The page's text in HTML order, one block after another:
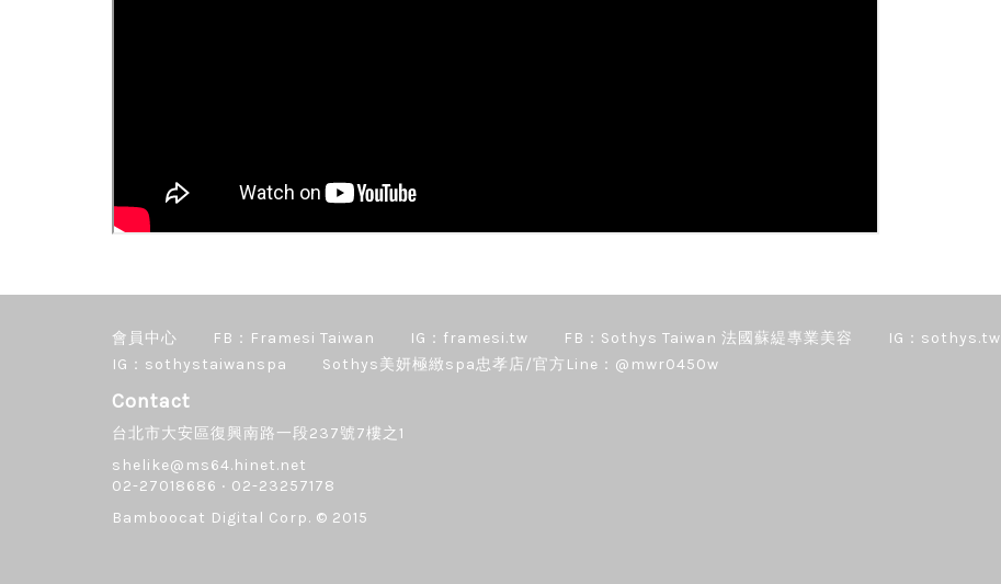
會員中心 FB：Framesi Taiwan IG：framesi.tw FB：Sothys Taiwan 法國蘇緹專業美容 IG：sothys.tw
IG：sothystaiwanspa
Sothys美妍極緻spa忠孝店/官方Line：@mwr0450w
Contact
台北市大安區復興南路一段237號7樓之1
shelike@ms64.hinet.net
02-27018686 ‧ 02-23257178
Bamboocat Digital Corp. © 2015